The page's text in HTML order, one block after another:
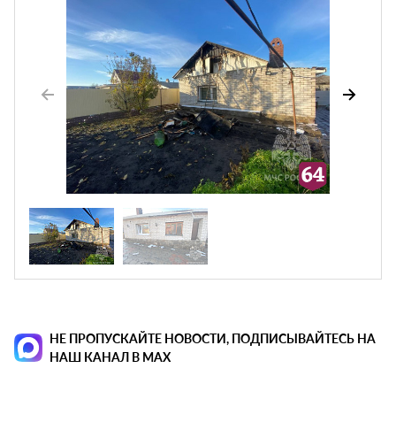
НЕ ПРОПУСКАЙТЕ НОВОСТИ, ПОДПИСЫВАЙТЕСЬ НА
НАШ КАНАЛ В MAX